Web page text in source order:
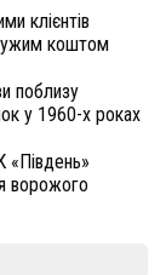
клієнтів
коштом
поблизу
у 1960-х роках
«Південь»
ворожого